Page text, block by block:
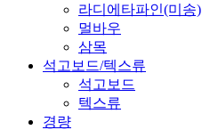
라디에타파인(미송)
멀바우
삼목
석고보드/텍스류
석고보드
텍스류
경량